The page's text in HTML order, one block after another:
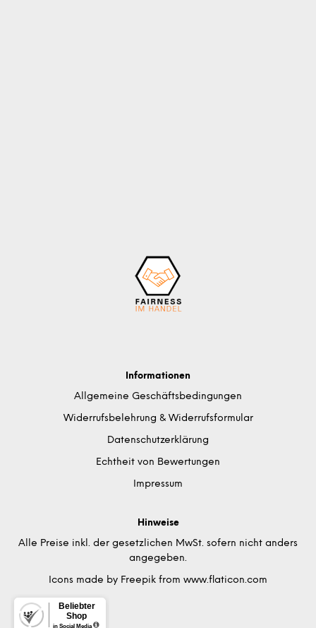
Informationen
Allgemeine Geschäftsbedingungen
Widerrufsbelehrung & Widerrufsformular
Datenschutzerklärung
Echtheit von Bewertungen
Impressum
Hinweise
Alle Preise inkl. der gesetzlichen MwSt. sofern nicht anders
angegeben.
Icons made by Freepik from www.flaticon.com